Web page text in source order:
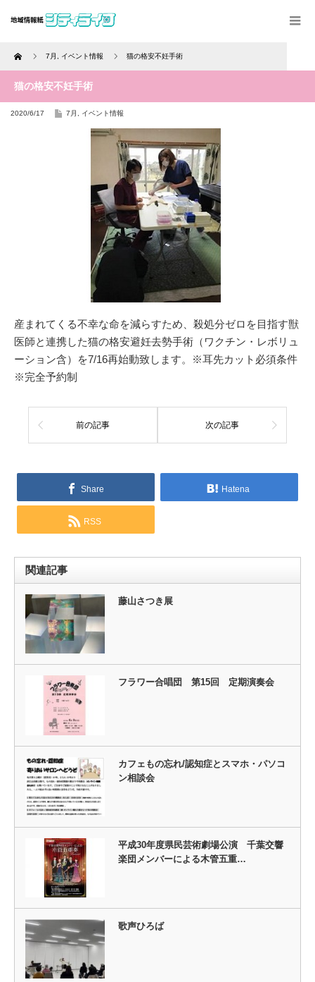
Home 7月 イベント情報 猫の格安不妊手術
猫の格安不妊手術
2020/6/17 7月 イベント情報
産まれてくる不幸な命を減らすため、殺処分ゼロを目指す獣
医師と連携した猫の格安避妊去勢手術（ワクチン・レボリュ
ーション含）を7/16再始動致します。※耳先カット必須条件
※完全予約制
前の記事 次の記事
Share Hatena
RSS
関連記事
藤山さつき展
フラワー合唱団 第15回 定期演奏会
カフェもの忘れ/認知症とスマホ・パソコ
ン相談会
平成30年度県民芸術劇場公演 千葉交響
楽団メンバーによる木管五重…
歌声ひろば